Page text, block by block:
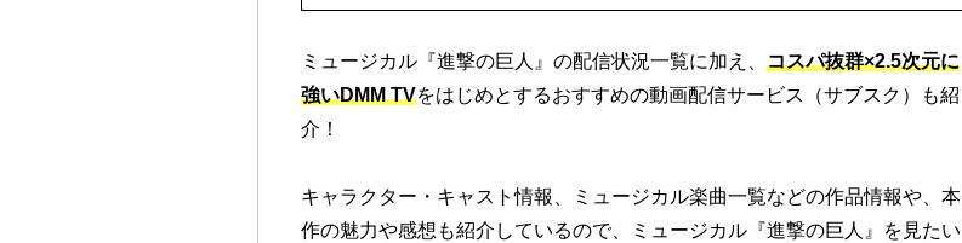
ミュージカル『進撃の巨人』の配信状況一覧に加え、 コスパ抜群×2.5次元に
強いDMM TVをはじめとするおすすめの動画配信サービス（サブスク）も紹
介！
キャラクター・キャスト情報、ミュージカル楽曲一覧などの作品情報や、本
作の魅力や感想も紹介しているので、ミュージカル『進撃の巨人』を見たい